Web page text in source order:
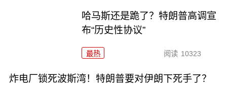
哈马斯还是跪了？特朗普高调宣
布“历史性协议”
最热 阅读 10323
炸电厂锁死波斯湾！特朗普要对伊朗下死手了？